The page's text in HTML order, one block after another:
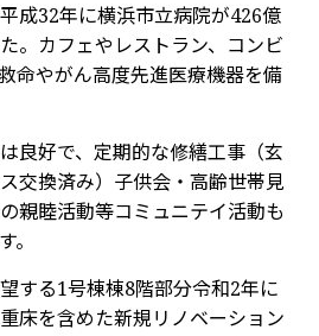
成32年に横浜市立病院が426億
。カフェやレストラン、コンビ
命やがん高度先進医療機器を備
良好で、定期的な修繕工事（玄
交換済み）子供会・高齢世帯見
親睦活動等コミュニテイ活動も
。
する1号棟棟8階部分令和2年に
床を含めた新規リノベーション